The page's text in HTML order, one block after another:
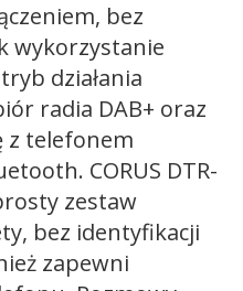
bez
wykorzystanie
działania
radia DAB+ oraz
z telefonem
CORUS DTR-
zestaw
bez identyfikacji
zapewni